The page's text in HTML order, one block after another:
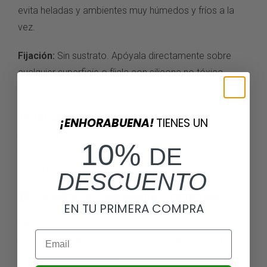
evita heladas y ambientes muy húmedos y fríos a la
vez.
Fijación: Sin sustrato. Apóyala directamente sobre
cualquier superficie o fíjala con silicona no tóxica
Tip terrario:Por su tamaño adulto (hasta 50 cm de
Es una especie de crecimiento lento que no saturará el
terrario de forma rápida.
algo de sol suave. Cuanta más luz, más plateado y
compacto será su porte.
¡ENHORABUENA! TIENES UN
10% DE
DESCUENTO
EN TU PRIMERA COMPRA
Email